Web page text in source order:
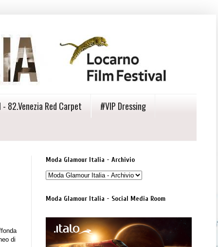
- 82.Venezia Red Carpet #VIP Dressing
di
Moda Glamour Italia - Archivio
Moda Glamour Italia - Social Media Room